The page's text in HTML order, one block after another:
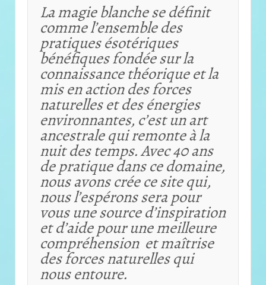
La magie blanche se définit
comme l’ensemble des
pratiques ésotériques
bénéfiques fondée sur la
connaissance théorique etla
mis en action des forces
naturelles et des énergies
environnantes, c’est un art
ancestrale qui remonte à la
nuit des temps. Avec 40 ans
de pratique dans ce domaine,
nous avons crée ce site qui,
nous l’espérons sera pour
vous une source d’inspiration
et d’aide pour une meilleure
compréhension et maîtrise
des forces naturelles qui
nous entoure.